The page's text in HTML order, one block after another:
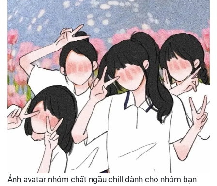
Ảnh avatar nhóm chất ngầu chill dành cho nhóm bạn